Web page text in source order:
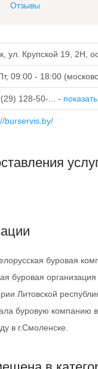
Отзывы
ул. Крупской 19, 2Н,
09:00 - 18:00
128-50-... - показать
burservis.by/
буровая
буровая
Литовской
буровую
в г.Смоленске.